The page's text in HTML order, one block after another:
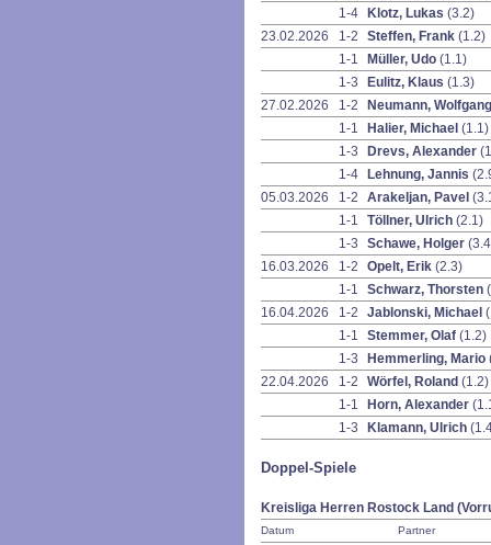
1-4
Klotz, Lukas (3.2)
23.02.2026
1-2 Steffen, Frank (1.2)
1-1
Müller, Udo (1.1)
1-3
Eulitz, Klaus (1.3)
27.02.2026
1-2
Neumann,
1-1
Halier, Michael (1.1)
1-3
Drevs, Alexander
1-4
Lehnung, Jannis
05.03.2026
1-2 Arakeljan, Pavel
1-1
Töllner, Ulrich (2.1)
1-3
Schawe, Holger
16.03.2026
1-2 Opelt, Erik (2.3)
1-1
Schwarz, Thorsten
16.04.2026
1-2 Jablonski, Michael
1-1
Stemmer, Olaf (1.2)
1-3
Hemmerling, Mario
22.04.2026
1-2 Wörfel, Roland (1.2)
1-1
Horn, Alexander
1-3
Klamann, Ulrich
Doppel-Spiele
Kreisliga Herren Rostock Land
Datum Partner